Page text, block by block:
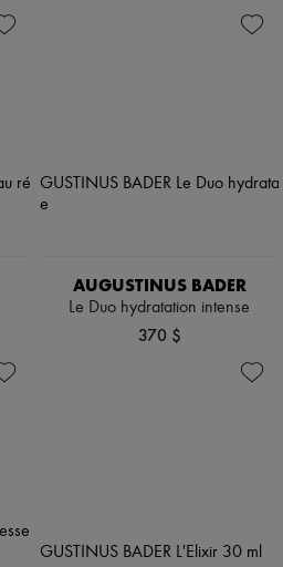
AUGUSTINUS BADER
Le Duo hydratation intense
370 $